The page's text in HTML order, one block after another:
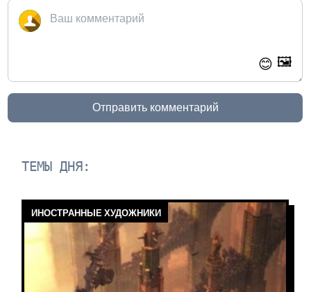
😊 🖼️
Отправить комментарий
ТЕМЫ ДНЯ:
ИНОСТРАННЫЕ ХУДОЖНИКИ